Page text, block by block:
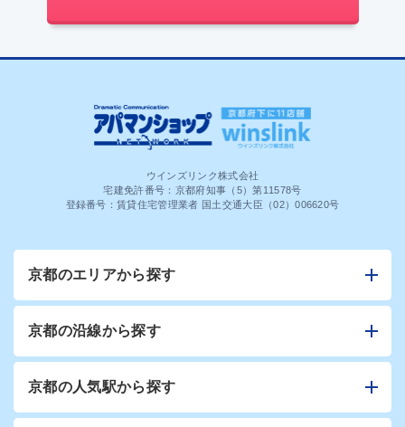
ウインズリンク株式会社
宅建免許番号：京都府知事（5）第11578号
登録番号：賃貸住宅管理業者 国土交通大臣（02）006620号
京都のエリアから探す
京都の沿線から探す
京都の人気駅から探す